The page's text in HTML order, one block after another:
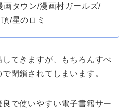
画タウン/漫画村ガールズ/
/星のロミ
てきますが、もちろんすべ
閉鎖されてしまいます。
で使いやすい電子書籍サー